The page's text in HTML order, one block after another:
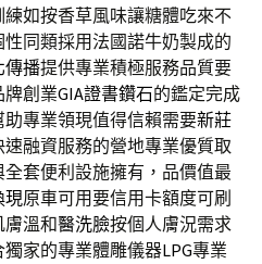
如按香草風味讓糖體吃來不
性同類採用法國諾牛奶製成的
傳播提供專業積極服務品質要
牌創業GIA證書鑽石的鑑定完成
專業領現值得信賴需要新莊
融資服務的營地專業優質取
全套便利設施擁有，品價值最
現原車可用要信用卡額度可刷
膚溫和醫洗臉按個人膚況需求
家的專業體雕儀器LPG專業